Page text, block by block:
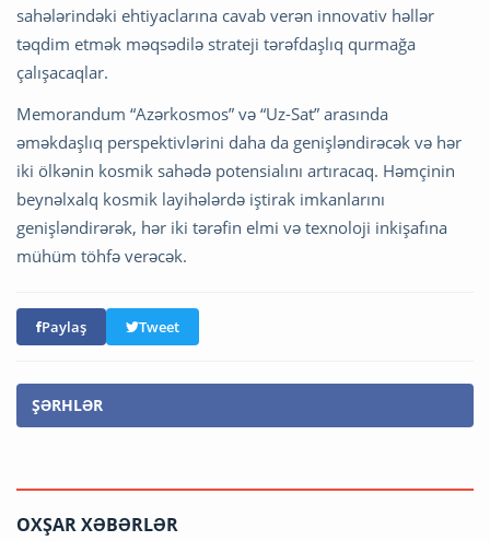
sahələrindəki ehtiyaclarına cavab verən innovativ həllər
təqdim etmək məqsədilə strateji tərəfdaşlıq qurmağa
çalışacaqlar.
Memorandum “Azərkosmos” və “Uz-Sat” arasında
əməkdaşlıq perspektivlərini daha da genişləndirəcək və hər
iki ölkənin kosmik sahədə potensialını artıracaq. Həmçinin
beynəlxalq kosmik layihələrdə iştirak imkanlarını
genişləndirərək, hər iki tərəfin elmi və texnoloji inkişafına
mühüm töhfə verəcək.
Paylaş Tweet
ŞƏRHLƏR
OXŞAR XƏBƏRLƏR